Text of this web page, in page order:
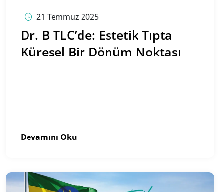
21 Temmuz 2025
Dr. B TLC’de: Estetik Tıpta
Küresel Bir Dönüm Noktası
Devamını Oku